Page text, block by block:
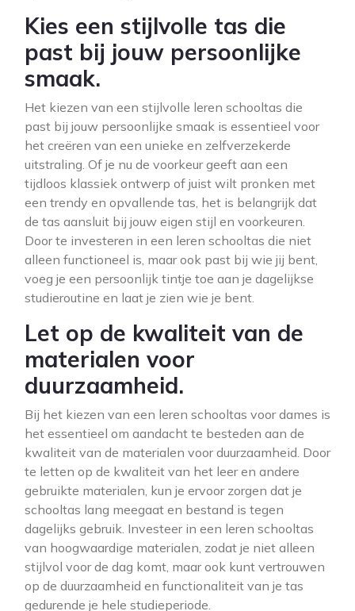
Kies een stijlvolle tas die
past bij jouw persoonlijke
smaak.
Het kiezen van een stijlvolle leren schooltas die
past bij jouw persoonlijke smaak is essentieel voor
het creëren van een unieke en zelfverzekerde
uitstraling. Of je nu de voorkeur geeft aan een
tijdloos klassiek ontwerp of juist wilt pronken met
een trendy en opvallende tas, het is belangrijk dat
de tas aansluit bij jouw eigen stijl en voorkeuren.
Door te investeren in een leren schooltas die niet
alleen functioneel is, maar ook past bij wie jij bent,
voeg je een persoonlijk tintje toe aan je dagelijkse
studieroutine en laat je zien wie je bent.
Let op de kwaliteit van de
materialen voor
duurzaamheid.
Bij het kiezen van een leren schooltas voor dames is
het essentieel om aandacht te besteden aan de
kwaliteit van de materialen voor duurzaamheid. Door
te letten op de kwaliteit van het leer en andere
gebruikte materialen, kun je ervoor zorgen dat je
schooltas lang meegaat en bestand is tegen
dagelijks gebruik. Investeer in een leren schooltas
van hoogwaardige materialen, zodat je niet alleen
stijlvol voor de dag komt, maar ook kunt vertrouwen
op de duurzaamheid en functionaliteit van je tas
gedurende je hele studieperiode.